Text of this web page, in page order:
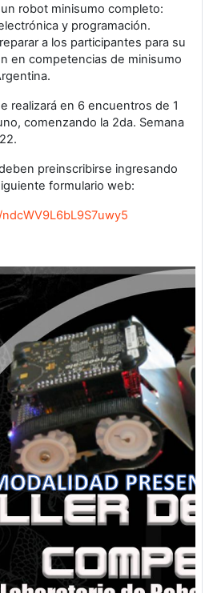
robot minisumo completo:
y programación.
a los participantes para su
en competencias de minisumo
realizará en 6 encuentros de 1
comenzando la 2da. Semana
preinscribirse ingresando
formulario web: